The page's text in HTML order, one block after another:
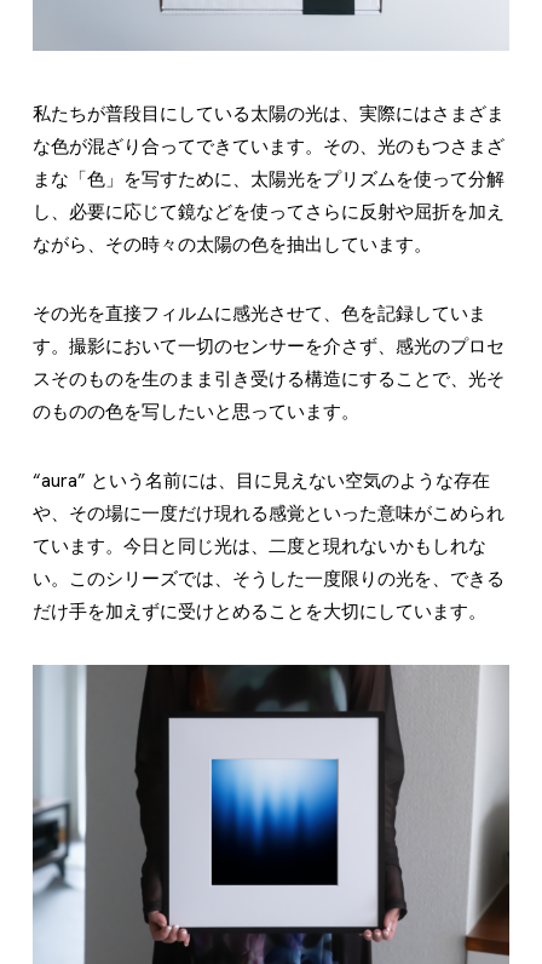
私たちが普段目にしている太陽の光は、実際にはさまざま
な色が混ざり合ってできています。その、光のもつさまざ
まな「色」を写すために、太陽光をプリズムを使って分解
し、必要に応じて鏡などを使ってさらに反射や屈折を加え
ながら、その時々の太陽の色を抽出しています。
その光を直接フィルムに感光させて、色を記録していま
す。撮影において一切のセンサーを介さず、感光のプロセ
スそのものを生のまま引き受ける構造にすることで、光そ
のものの色を写したいと思っています。
“aura” という名前には、目に見えない空気のような存在
や、その場に一度だけ現れる感覚といった意味がこめられ
ています。今日と同じ光は、二度と現れないかもしれな
い。このシリーズでは、そうした一度限りの光を、できる
だけ手を加えずに受けとめることを大切にしています。